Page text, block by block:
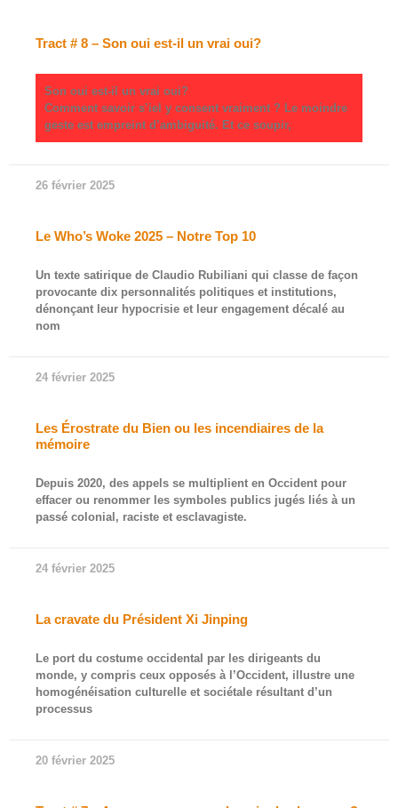
Tract # 8 – Son oui est-il un vrai oui?
Son oui est-il un vrai oui?
Comment savoir s’iel y consent vraiment ? Le moindre
geste est empreint d’ambiguité. Et ce soupir,
26 février 2025
Le Who’s Woke 2025 – Notre Top 10
Un texte satirique de Claudio Rubiliani qui classe de façon
provocante dix personnalités politiques et institutions,
dénonçant leur hypocrisie et leur engagement décalé au
nom
24 février 2025
Les Érostrate du Bien ou les incendiaires de la
mémoire
Depuis 2020, des appels se multiplient en Occident pour
effacer ou renommer les symboles publics jugés liés à un
passé colonial, raciste et esclavagiste.
24 février 2025
La cravate du Président Xi Jinping
Le port du costume occidental par les dirigeants du
monde, y compris ceux opposés à l’Occident, illustre une
homogénéisation culturelle et sociétale résultant d’un
processus
20 février 2025